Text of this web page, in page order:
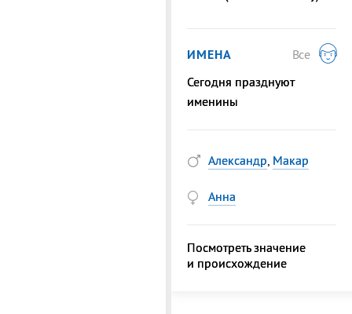
ИМЕНА
Все
Сегодня празднуют
именины
Александр, Макар
Анна
Посмотреть значение
и происхождение